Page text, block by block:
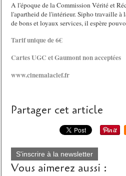
A l'époque de la Commission Vérité et
l'apartheid de l'intérieur. Sipho travaille à
de bons et loyaux services, il espère
Tarif unique de 6€
Cartes UGC et Gaumont non acceptées
www.cinemalaclef.fr
Partager cet article
S'inscrire à la newsletter
Vous aimerez aussi :